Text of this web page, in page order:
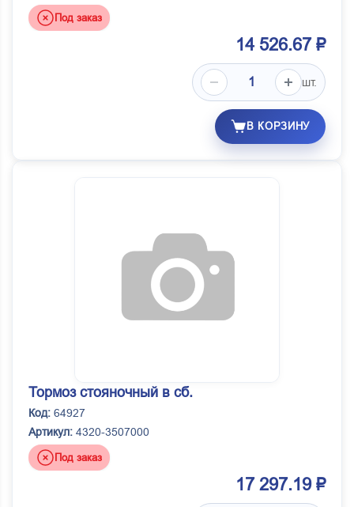
Под заказ
14 526.67 ₽
шт.
В КОРЗИНУ
Тормоз стояночный в сб.
Код: 64927
Артикул: 4320-3507000
Под заказ
17 297.19 ₽